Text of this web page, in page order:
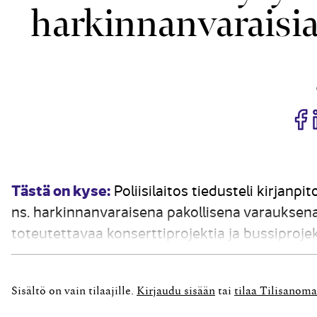
Tästä on kyse: Poliisilaitos tiedusteli
ns. harkinnanvaraisena pakollisena
toteutettavaa konserttiprojektia ja
koska vastainen meno tai menetys on pakko
Sisältö on vain tilaajille. Kirjaudu sisään tai tilaa